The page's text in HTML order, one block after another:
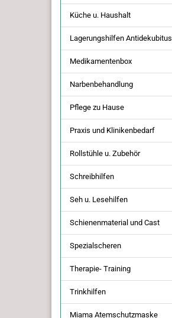
Küche u. Haushalt
Lagerungshilfen Antidekubitus
Medikamentenbox
Narbenbehandlung
Pflege zu Hause
Praxis und Klinikenbedarf
Rollstühle u. Zubehör
Schreibhilfen
Seh u. Lesehilfen
Schienenmaterial und Cast
Spezialscheren
Therapie- Training
Trinkhilfen
Miama Atemschutzmaske